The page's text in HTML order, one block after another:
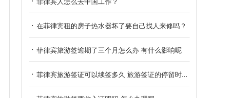
在菲律宾租的房子热水器坏了要自己找人来修吗？
菲律宾旅游签逾期了三个月怎么办 有什么影响呢
菲律宾旅游签证可以续签多久 旅游签证的停留时间是多久